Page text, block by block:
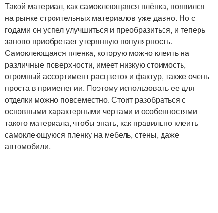
Такой материал, как самоклеющаяся плёнка, появился
на рынке строительных материалов уже давно. Но с
годами он успел улучшиться и преобразиться, и теперь
заново приобретает утерянную популярность.
Самоклеющаяся пленка, которую можно клеить на
различные поверхности, имеет низкую стоимость,
огромный ассортимент расцветок и фактур, также очень
проста в применении. Поэтому использовать ее для
отделки можно повсеместно. Стоит разобраться с
основными характерными чертами и особенностями
такого материала, чтобы знать, как правильно клеить
самоклеющуюся пленку на мебель, стены, даже
автомобили.